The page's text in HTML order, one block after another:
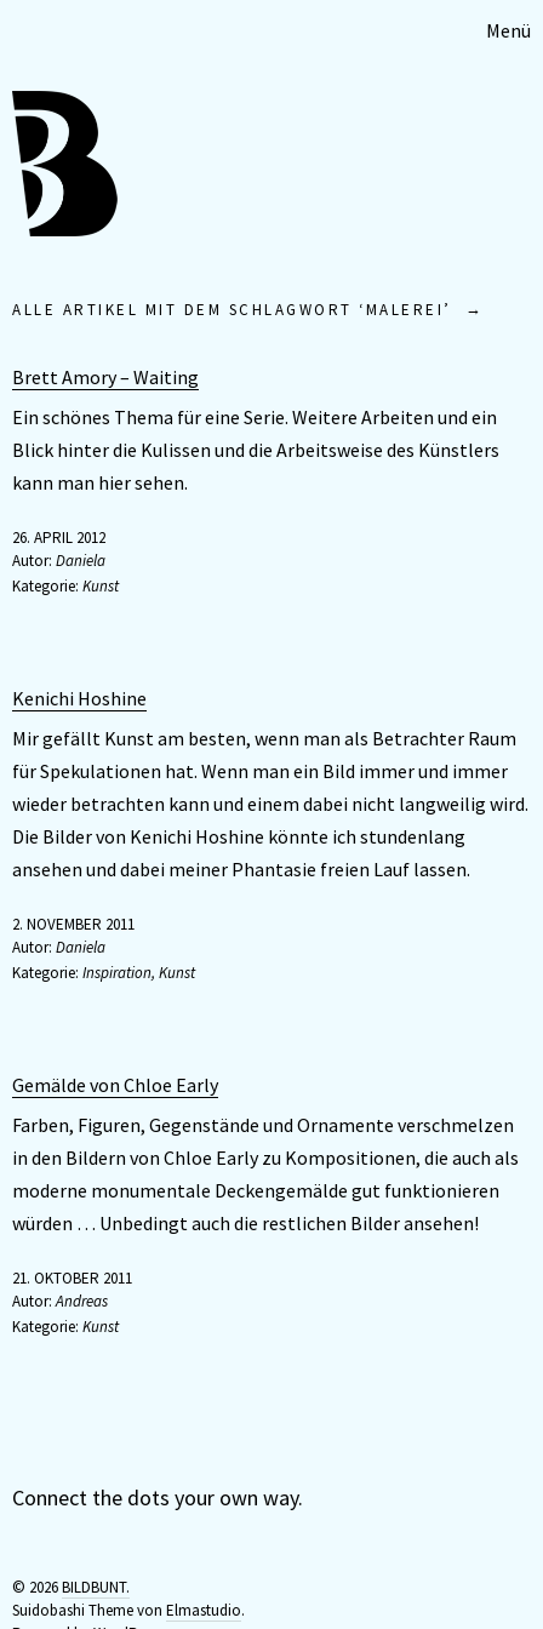
Menü
ALLE ARTIKEL MIT DEM SCHLAGWORT ‘MALEREI ’
Brett Amory – Waiting
Ein schönes Thema für eine Serie. Weitere Arbeiten und ein
Blick hinter die Kulissen und die Arbeitsweise des Künstlers
kann man hier sehen.
26. APRIL 2012
Autor: Daniela
Kategorie: Kunst
Kenichi Hoshine
Mir gefällt Kunst am besten, wenn man als Betrachter Raum
für Spekulationen hat. Wenn man ein Bild immer und immer
wieder betrachten kann und einem dabei nicht langweilig wird.
Die Bilder von Kenichi Hoshine könnte ich stundenlang
ansehen und dabei meiner Phantasie freien Lauf lassen.
2. NOVEMBER 2011
Autor: Daniela
Kategorie: Inspiration, Kunst
Gemälde von Chloe Early
Farben, Figuren, Gegenstände und Ornamente verschmelzen
in den Bildern von Chloe Early zu Kompositionen, die auch als
moderne monumentale Deckengemälde gut funktionieren
würden … Unbedingt auch die restlichen Bilder ansehen!
21. OKTOBER 2011
Autor:Andreas
Kategorie: Kunst
Connect the dots your own way.
© 2026BILDBUNT.
Suidobashi Theme von Elmastudio.